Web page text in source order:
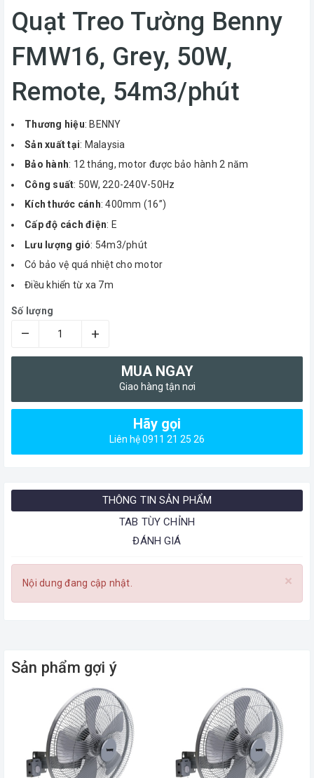
Quạt Treo Tường Benny
FMW16, Grey, 50W,
Remote, 54m3/phút
Thương hiệu: BENNY
Sản xuất tại: Malaysia
Bảo hành: 12 tháng, motor được bảo hành 2 năm
Công suất: 50W, 220-240V-50Hz
Kích thước cánh: 400mm (16”)
Cấp độ cách điện: E
Lưu lượng gió: 54m3/phút
Có bảo vệ quá nhiệt cho motor
Điều khiển từ xa 7m
Số lượng
– +
MUA NGAY
Giao hàng tận nơi
Hãy gọi
Liên hệ 0911 21 25 26
THÔNG TIN SẢN PHẨM
TAB TÙY CHỈNH
ĐÁNH GIÁ
×
Nội dung đang cập nhật.
Sản phẩm gợi ý